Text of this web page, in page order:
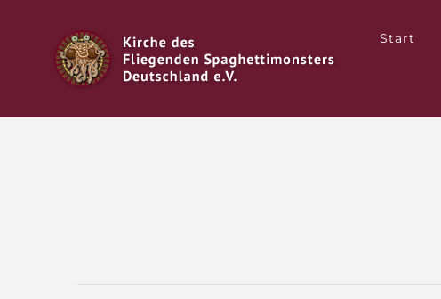
Start